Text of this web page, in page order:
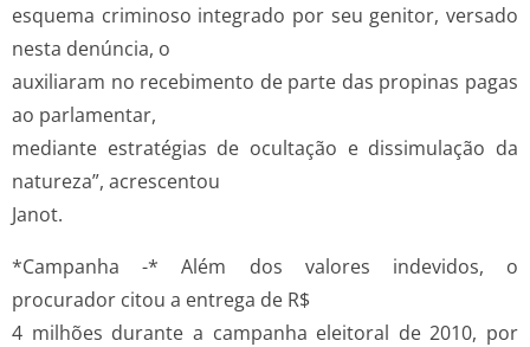
esquema criminoso integrado por seu genitor, versado
nesta denúncia, o
auxiliaram no recebimento de parte das propinas pagas
ao parlamentar,
mediante estratégias de ocultação e dissimulação da
natureza”, acrescentou
Janot.
*Campanha -* Além dos valores indevidos, o
procurador citou a entrega de R$
4 milhões durante a campanha eleitoral de 2010, por